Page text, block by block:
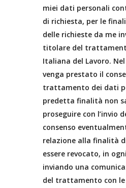
miei dati personali
di richiesta, per le
delle richieste da me
titolare del
Italiana del Lavoro.
venga prestato il
trattamento dei dati
predetta finalità non
proseguire con l’invio
consenso
relazione alla finalità
essere revocato, in
inviando una
del trattamento con le